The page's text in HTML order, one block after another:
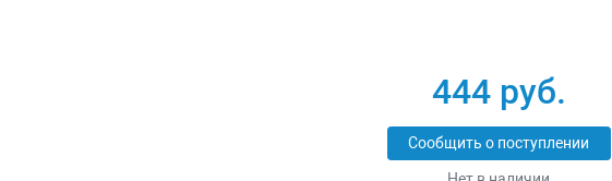
444 руб.
Сообщить о поступлении